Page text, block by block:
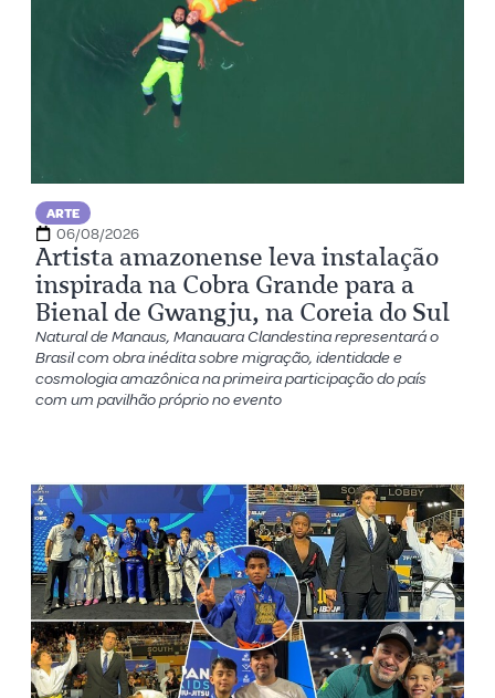
ARTE
06/08/2026
Artista amazonense leva instalação
inspirada na Cobra Grande para a
Bienal de Gwangju, na Coreia do Sul
Natural de Manaus, Manauara Clandestina representará o
Brasil com obra inédita sobre migração, identidade e
cosmologia amazônica na primeira participação do país
com um pavilhão próprio no evento